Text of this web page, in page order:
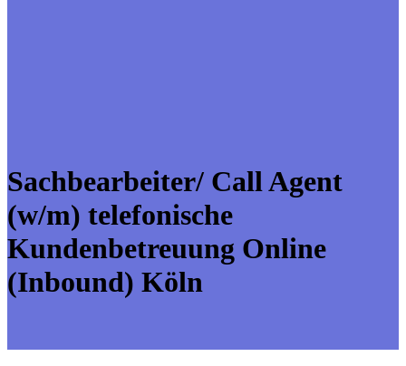
Sachbearbeiter/ Call Agent
(w/m) telefonische
Kundenbetreuung Online
(Inbound) Köln